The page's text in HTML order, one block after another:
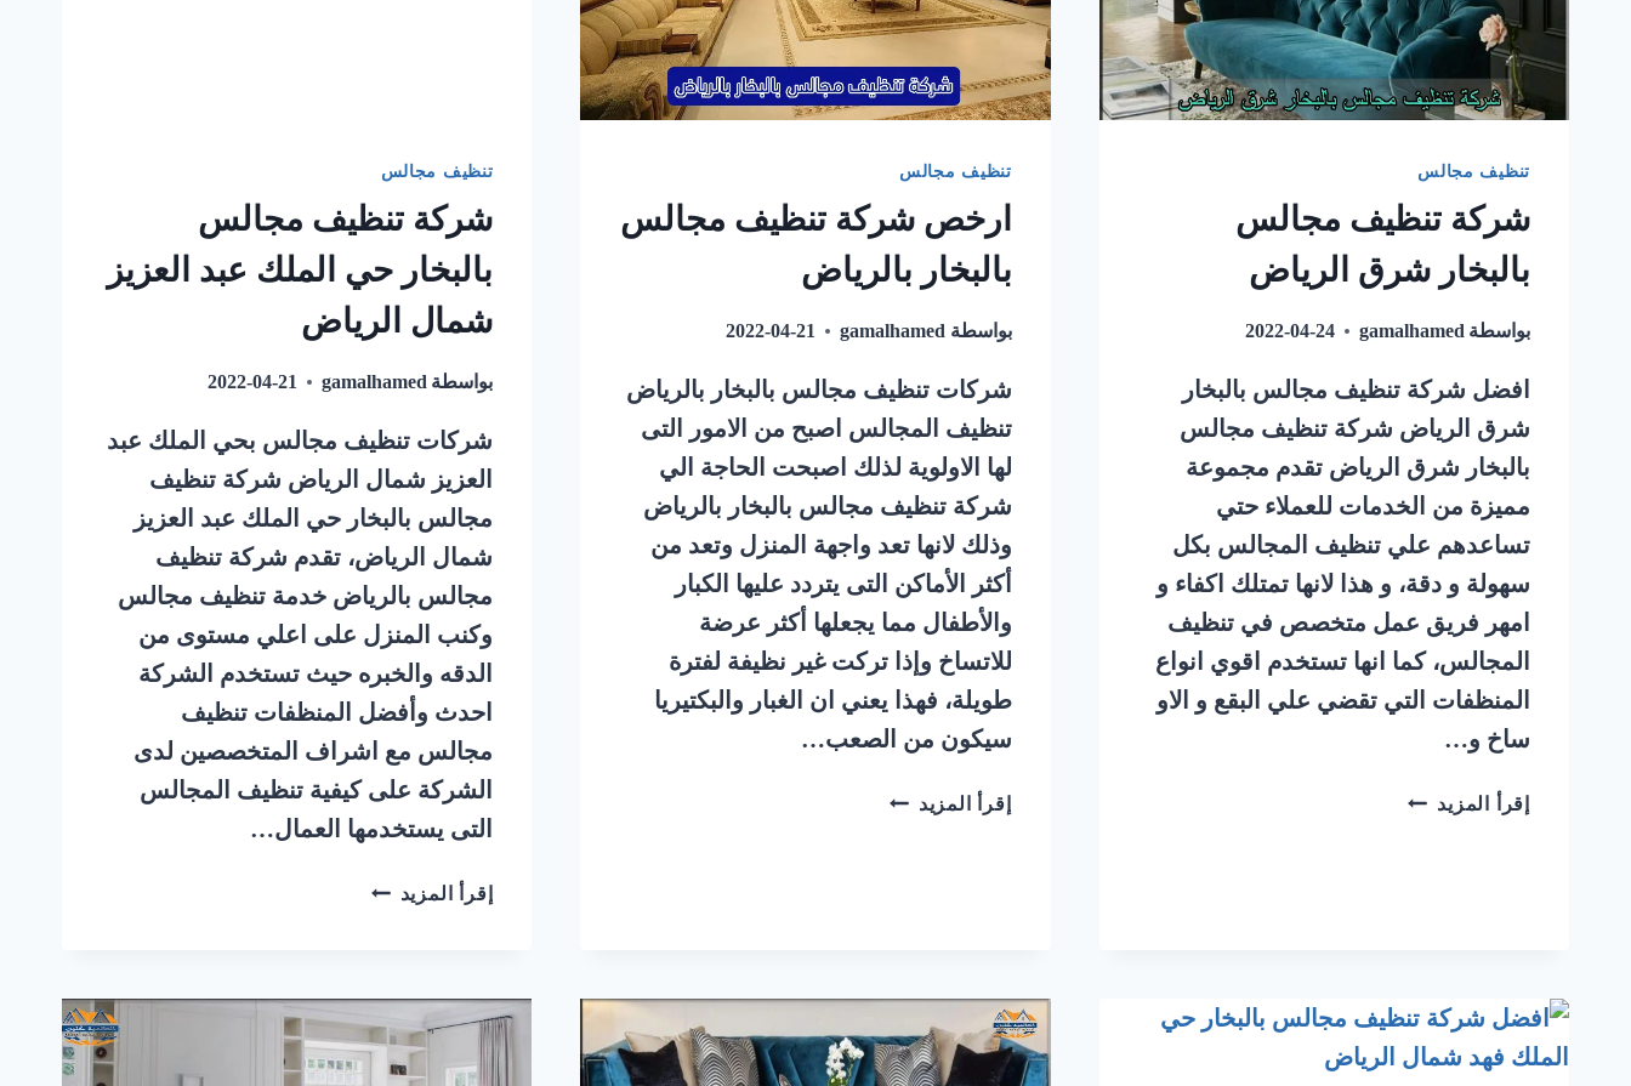
تنظيف مجالس
شركة تنظيف مجالس
بالبخار شرق الرياض
بواسطة gamalhamed
2022-04-24
افضل شركة تنظيف مجالس بالبخار
شرق الرياض شركة تنظيف مجالس
بالبخار شرق الرياض تقدم مجموعة
مميزة من الخدمات للعملاء حتي
تساعدهم علي تنظيف المجالس بكل
سهولة و دقة، و هذا لانها تمتلك اكفاء و
امهر فريق عمل متخصص في تنظيف
المجالس، كما انها تستخدم اقوي انواع
المنظفات التي تقضي علي البقع و الاو
ساخ و…
إقرأ المزيد شركة
تنظيف مجالس
ارخص شركة تنظيف مجالس
بالبخار بالرياض
بواسطة gamalhamed
2022-04-21
شركات تنظيف مجالس بالبخار بالرياض
تنظيف المجالس اصبح من الامور التى
لها الاولوية لذلك اصبحت الحاجة الي
شركة تنظيف مجالس بالبخار بالرياض
وذلك لانها تعد واجهة المنزل وتعد من
أكثر الأماكن التى يتردد عليها الكبار
والأطفال مما يجعلها أكثر عرضة
للاتساخ وإذا تركت غير نظيفة لفترة
طويلة، فهذا يعني ان الغبار والبكتيريا
سيكون من الصعب…
إقرأ المزيد ارخص
تنظيف مجالس
شركة تنظيف مجالس
بالبخار حي الملك عبد العزيز
شمال الرياض
بواسطة gamalhamed
2022-04-21
شركات تنظيف مجالس بحي الملك عبد
العزيز شمال الرياض شركة تنظيف
مجالس بالبخار حي الملك عبد العزيز
شمال الرياض، تقدم شركة تنظيف
مجالس بالرياض خدمة تنظيف مجالس
وكنب المنزل على اعلي مستوى من
الدقه والخبره حيث تستخدم الشركة
احدث وأفضل المنظفات تنظيف
مجالس مع اشراف المتخصصين لدى
الشركة على كيفية تنظيف المجالس
التى يستخدمها العمال…
إقرأ المزيد شركة
حي
الملك
عبد